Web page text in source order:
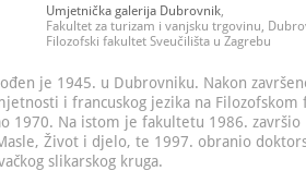
Umjetnička galerija Dubrovnik,
Fakultet za turizam i vanjsku trgovinu,
Filozofski fakultet Sveučilišta u Zagrebu
je 1945. u Dubrovniku. Nakon
i francuskog jezika na Filozofskom
1970. Na istom je fakultetu 1986.
Život i djelo, te 1997. obranio
slikarskog kruga.